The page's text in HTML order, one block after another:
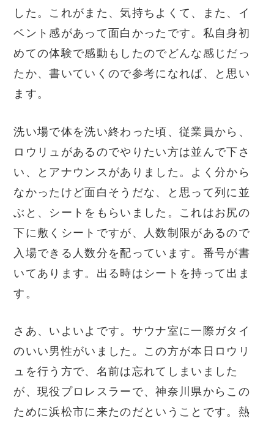
した。これがまた、気持ちよくて、また、イ
ベント感があって面白かったです。私自身初
めての体験で感動もしたのでどんな感じだっ
たか、書いていくので参考になれば、と思い
ます。
洗い場で体を洗い終わった頃、従業員から、
ロウリュがあるのでやりたい方は並んで下さ
い、とアナウンスがありました。よく分から
なかったけど面白そうだな、と思って列に並
ぶと、シートをもらいました。これはお尻の
下に敷くシートですが、人数制限があるので
入場できる人数分を配っています。番号が書
いてあります。出る時はシートを持って出ま
す。
さあ、いよいよです。サウナ室に一際ガタイ
のいい男性がいました。この方が本日ロウリ
ュを行う方で、名前は忘れてしまいました
が、現役プロレスラーで、神奈川県からこの
ために浜松市に来たのだということです。熱